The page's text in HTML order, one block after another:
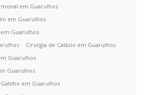
em Guarulhos
em Guarulhos
Guarulhos
Cirurgia de Calázio em Guarulhos
Guarulhos
Guarulhos
em Guarulhos